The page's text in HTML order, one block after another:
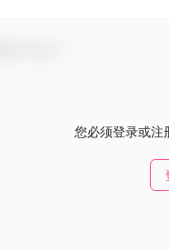
您必须登录或注